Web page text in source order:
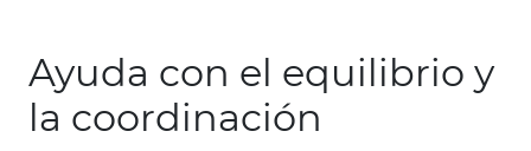
Ayuda con el equilibrio y
la coordinación